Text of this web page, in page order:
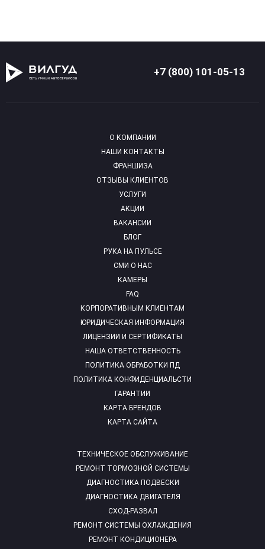
+7 (800) 101-05-13
О КОМПАНИИ
НАШИ КОНТАКТЫ
ФРАНШИЗА
ОТЗЫВЫ КЛИЕНТОВ
УСЛУГИ
АКЦИИ
ВАКАНСИИ
БЛОГ
РУКА НА ПУЛЬСЕ
СМИ О НАС
КАМЕРЫ
FAQ
ТЕХНИЧЕСКОЕ ОБСЛУЖИВАНИЕ
РЕМОНТ ТОРМОЗНОЙ СИСТЕМЫ
ДИАГНОСТИКА ПОДВЕСКИ
ДИАГНОСТИКА ДВИГАТЕЛЯ
СХОД-РАЗВАЛ
РЕМОНТ СИСТЕМЫ ОХЛАЖДЕНИЯ
РЕМОНТ КОНДИЦИОНЕРА
КОРПОРАТИВНЫМ КЛИЕНТАМ
ЮРИДИЧЕСКАЯ ИНФОРМАЦИЯ
ЛИЦЕНЗИИ И СЕРТИФИКАТЫ
НАША ОТВЕТСТВЕННОСТЬ
ПОЛИТИКА ОБРАБОТКИ ПД
ПОЛИТИКА КОНФИДЕНЦИАЛЬСТИ
ГАРАНТИИ
КАРТА БРЕНДОВ
КАРТА САЙТА